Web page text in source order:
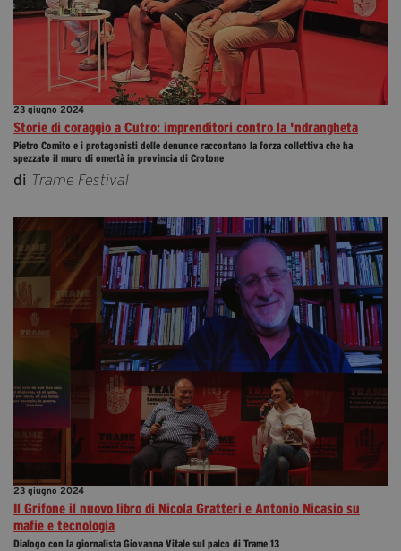
23 giugno 2024
Storie di coraggio a Cutro: imprenditori contro la 'ndrangheta
Pietro Comito e i protagonisti delle denunce raccontano la forza collettiva che ha
spezzato il muro di omertà in provincia di Crotone
di Trame Festival
23 giugno 2024
Il Grifone il nuovo libro di Nicola Gratteri e Antonio Nicasio su
mafie e tecnologia
Dialogo con la giornalista Giovanna Vitale sul palco di Trame 13